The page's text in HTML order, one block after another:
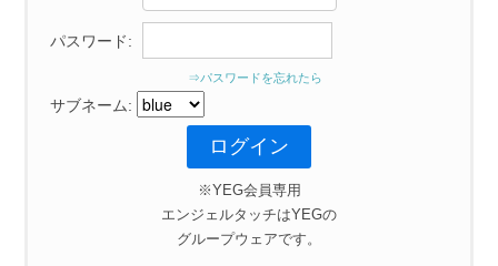
パスワード:
⇒パスワードを忘れたら
サブネーム:
※YEG会員専用
エンジェルタッチはYEGの
グループウェアです。